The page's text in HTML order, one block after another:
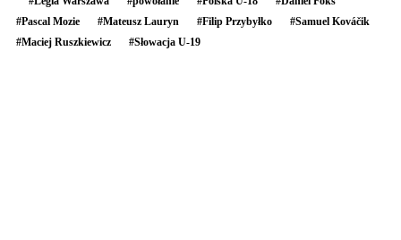
#Pascal Mozie #Mateusz Lauryn #Filip Przybyłko #Samuel Kováčik
#Maciej Ruszkiewicz #Słowacja U-19